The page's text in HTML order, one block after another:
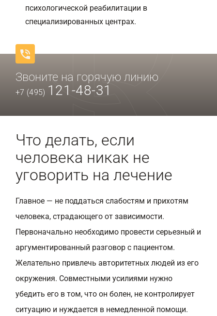
психологической реабилитации в
специализированных центрах.
Звоните на горячую линию
+7 (495) 121-48-31
Что делать, если
человека никак не
уговорить на лечение
Главное — не поддаться слабостям и прихотям
человека, страдающего от зависимости.
Первоначально необходимо провести серьезный и
аргументированный разговор с пациентом.
Желательно привлечь авторитетных людей из его
окружения. Совместными усилиями нужно
убедить его в том, что он болен, не контролирует
ситуацию и нуждается в немедленной помощи.